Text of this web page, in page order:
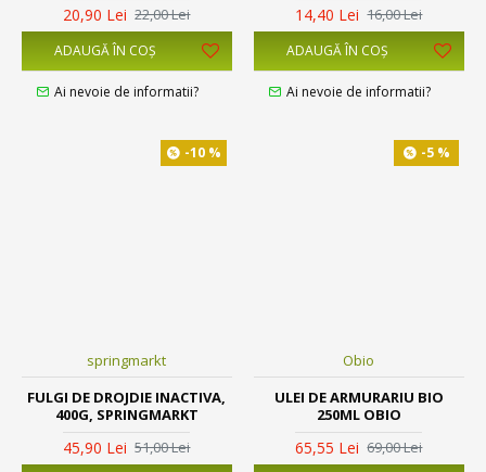
20,90 Lei 22,00 Lei
ADAUGĂ ÎN COŞ
Ai nevoie de informatii?
14,40 Lei 16,00 Lei
ADAUGĂ ÎN COŞ
Ai nevoie de informatii?
-10 %
springmarkt
FULGI DE DROJDIE INACTIVA,
400G, SPRINGMARKT
45,90 Lei 51,00 Lei
-5 %
Obio
ULEI DE ARMURARIU BIO
250ML OBIO
65,55 Lei 69,00 Lei